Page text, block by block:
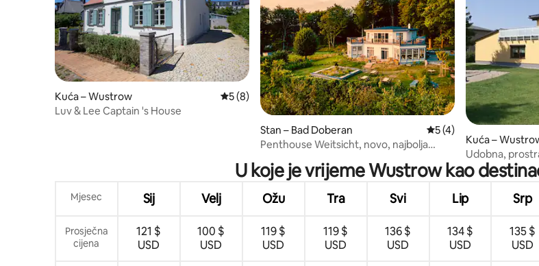
Kuća – Wustrow Prosječna ocjena: 5/5, recenzija: 8
5 (8)
Luv & Lee Captain 's House
Stan – Bad Doberan Prosječna ocjena: 5/5,
5 (4)
Penthouse Weitsicht, novo, najbolja
Kuća –
Udobna,
Baltičkom
U koje je vrijeme Wustrow kao
Mjesec Sij Velj Ožu Tra Svi Lip Srp
Prosječna
cijena
121 $
USD
100 $
USD
119 $
USD
119 $
USD
136 $
USD
134 $
USD
135 $
USD